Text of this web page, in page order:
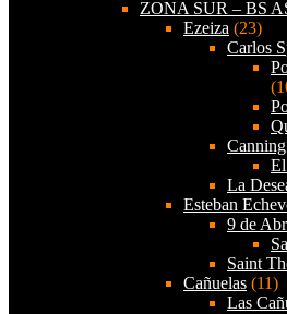
ZONA SUR – BS
Ezeiza (23)
Carlos
Canning
La
Esteban
9 de
Saint
Cañuelas (11)
Las